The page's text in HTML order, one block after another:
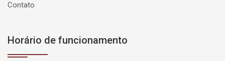
Contato
Horário de funcionamento